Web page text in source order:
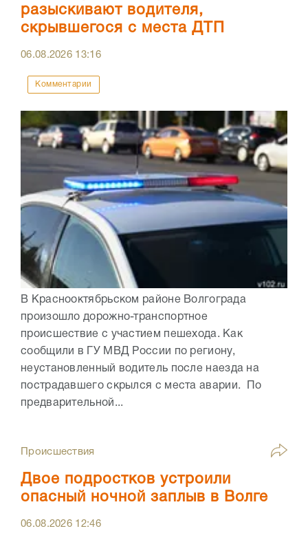
разыскивают водителя,
скрывшегося с места ДТП
06.08.2026 13:16
Комментарии
В Краснооктябрьском районе Волгограда
произошло дорожно-транспортное
происшествие с участием пешехода. Как
сообщили в ГУ МВД России по региону,
неустановленный водитель после наезда на
пострадавшего скрылся с места аварии. По
предварительной...
Происшествия
Двое подростков устроили
опасный ночной заплыв в Волге
06.08.2026 12:46